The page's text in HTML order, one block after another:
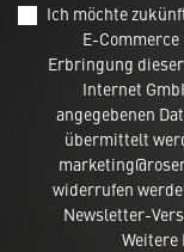
Ich möchte
E-
Erbringung
Internet
angegebenen
übermittelt
widerrufen
Newsletter-